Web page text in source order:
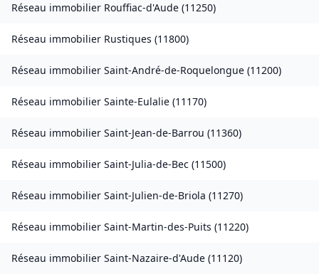
Réseau immobilier Rouffiac-d'Aude (11250)
Réseau immobilier Rustiques (11800)
Réseau immobilier Saint-André-de-Roquelongue (11200)
Réseau immobilier Sainte-Eulalie (11170)
Réseau immobilier Saint-Jean-de-Barrou (11360)
Réseau immobilier Saint-Julia-de-Bec (11500)
Réseau immobilier Saint-Julien-de-Briola (11270)
Réseau immobilier Saint-Martin-des-Puits (11220)
Réseau immobilier Saint-Nazaire-d'Aude (11120)